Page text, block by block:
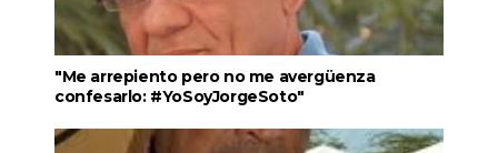
"Me arrepiento pero no me avergüenza
confesarlo: #YoSoyJorgeSoto"